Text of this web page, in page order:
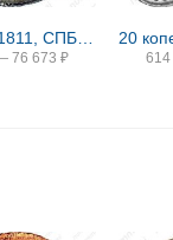
76 673 ₽ 614